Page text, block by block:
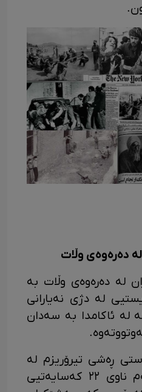
دەرەوەی وڵات
لە دەرەوەی وڵات بە
لە دژی نەیارانی
لە ئاکامدا بە سەدان
ڕەشی تیرۆریزم لە
دەرەوەی وڵات، لانیکەم ناوی ٢٢ کەسایەتیی